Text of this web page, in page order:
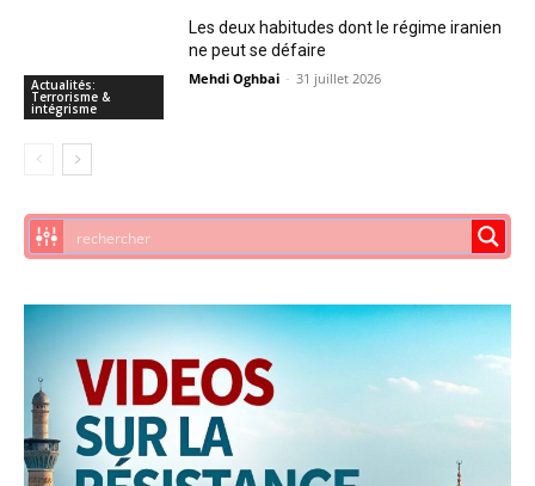
Actualités:
Terrorisme &
intégrisme
Les deux habitudes dont le régime iranien
ne peut se défaire
Mehdi Oghbai - 31 juillet 2026